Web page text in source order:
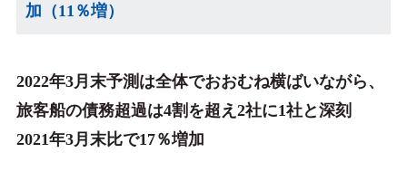
加（11％増）
2022年3月末予測は全体でおおむね横ばいながら、
旅客船の債務超過は4割を超え2社に1社と深刻
2021年3月末比で17％増加